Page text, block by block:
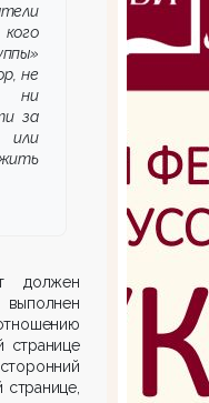
не
ни
за
должен
странице